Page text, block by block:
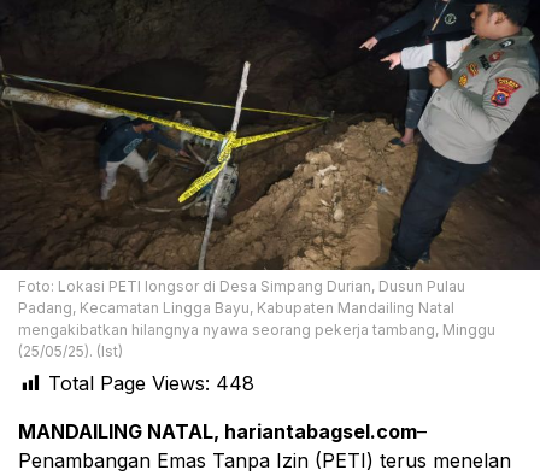
Foto: Lokasi PETI longsor di Desa Simpang Durian, Dusun Pulau
Padang, Kecamatan Lingga Bayu, Kabupaten Mandailing Natal
mengakibatkan hilangnya nyawa seorang pekerja tambang, Minggu
(25/05/25). (Ist)
Total Page Views: 448
MANDAILING NATAL, hariantabagsel.com–
Penambangan Emas Tanpa Izin (PETI) terus menelan